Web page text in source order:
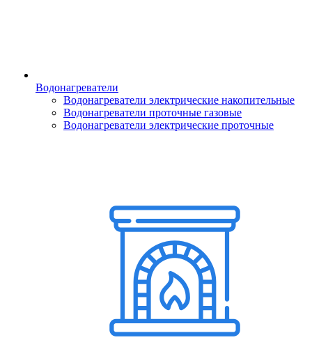
Водонагреватели
Водонагреватели электрические накопительные
Водонагреватели проточные газовые
Водонагреватели электрические проточные